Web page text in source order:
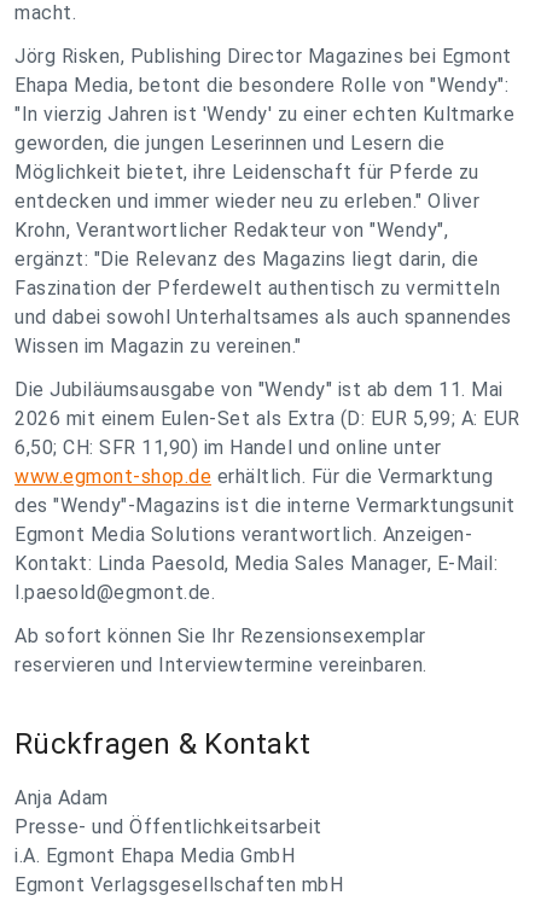
macht.
Jörg Risken, Publishing Director Magazines bei Egmont
Ehapa Media, betont die besondere Rolle von "Wendy":
"In vierzig Jahren ist 'Wendy' zu einer echten Kultmarke
geworden, die jungen Leserinnen und Lesern die
Möglichkeit bietet, ihre Leidenschaft für Pferde zu
entdecken und immer wieder neu zu erleben." Oliver
Krohn, Verantwortlicher Redakteur von "Wendy",
ergänzt: "Die Relevanz des Magazins liegt darin, die
Faszination der Pferdewelt authentisch zu vermitteln
und dabei sowohl Unterhaltsames als auch spannendes
Wissen im Magazin zu vereinen."
Die Jubiläumsausgabe von "Wendy" ist ab dem 11. Mai
2026 mit einem Eulen-Set als Extra (D: EUR 5,99; A: EUR
6,50; CH: SFR 11,90) im Handel und online unter
www.egmont-shop.de erhältlich. Für die Vermarktung
des "Wendy"-Magazins ist die interne Vermarktungsunit
Egmont Media Solutions verantwortlich. Anzeigen-
Kontakt: Linda Paesold, Media Sales Manager, E-Mail:
l.paesold@egmont.de.
Ab sofort können Sie Ihr Rezensionsexemplar
reservieren und Interviewtermine vereinbaren.
Rückfragen & Kontakt
Anja Adam
Presse- und Öffentlichkeitsarbeit
i.A. Egmont Ehapa Media GmbH
Egmont Verlagsgesellschaften mbH